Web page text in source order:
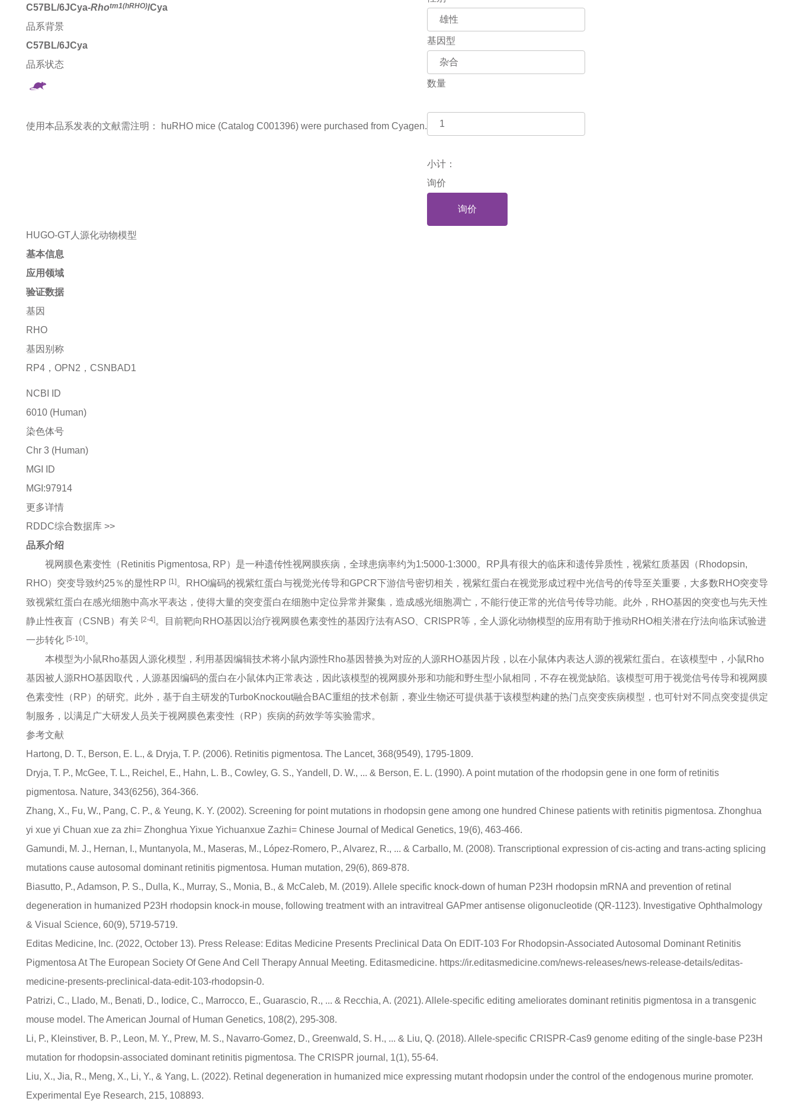
C57BL/6JCya-Rhotm1(hRHO)/Cya
品系背景
C57BL/6JCya
品系状态
使用本品系发表的文献需注明： huRHO mice (Catalog C001396) were purchased from Cyagen.
基因型
数量
小计：
询价
询价
HUGO-GT人源化动物模型
基本信息
应用领域
验证数据
基因
RHO
基因别称
RP4，OPN2，CSNBAD1
NCBI ID
6010 (Human)
染色体号
Chr 3 (Human)
MGI ID
MGI:97914
更多详情
RDDC综合数据库 >>
品系介绍
视网膜色素变性（Retinitis Pigmentosa, RP）是一种遗传性视网膜疾病，全球患病率约为1:5000-1:3000。RP具有很大的临床和遗传异质性，视紫红质基因（Rhodopsin,
RHO）突变导致约25％的显性RP [1]。RHO编码的视紫红蛋白与视觉光传导和GPCR下游信号密切相关，视紫红蛋白在视觉形成过程中光信号的传导至关重要，大多数RHO突变导
致视紫红蛋白在感光细胞中高水平表达，使得大量的突变蛋白在细胞中定位异常并聚集，造成感光细胞凋亡，不能行使正常的光信号传导功能。此外，RHO基因的突变也与先天性
静止性夜盲（CSNB）有关 [2-4]。目前靶向RHO基因以治疗视网膜色素变性的基因疗法有ASO、CRISPR等，全人源化动物模型的应用有助于推动RHO相关潜在疗法向临床试验进
一步转化 [5-10]。
本模型为小鼠Rho基因人源化模型，利用基因编辑技术将小鼠内源性Rho基因替换为对应的人源RHO基因片段，以在小鼠体内表达人源的视紫红蛋白。在该模型中，小鼠Rho
基因被人源RHO基因取代，人源基因编码的蛋白在小鼠体内正常表达，因此该模型的视网膜外形和功能和野生型小鼠相同，不存在视觉缺陷。该模型可用于视觉信号传导和视网膜
色素变性（RP）的研究。此外，基于自主研发的TurboKnockout融合BAC重组的技术创新，赛业生物还可提供基于该模型构建的热门点突变疾病模型，也可针对不同点突变提供定
制服务，以满足广大研发人员关于视网膜色素变性（RP）疾病的药效学等实验需求。
参考文献
Hartong, D. T., Berson, E. L., & Dryja, T. P. (2006). Retinitis pigmentosa. The Lancet, 368(9549), 1795-1809.
Dryja, T. P., McGee, T. L., Reichel, E., Hahn, L. B., Cowley, G. S., Yandell, D. W., ... & Berson, E. L. (1990). A point mutation of the rhodopsin gene in one form of retinitis
pigmentosa. Nature, 343(6256), 364-366.
Zhang, X., Fu, W., Pang, C. P., & Yeung, K. Y. (2002). Screening for point mutations in rhodopsin gene among one hundred Chinese patients with retinitis pigmentosa. Zhonghua
yi xue yi Chuan xue za zhi= Zhonghua Yixue Yichuanxue Zazhi= Chinese Journal of Medical Genetics, 19(6), 463-466.
Gamundi, M. J., Hernan, I., Muntanyola, M., Maseras, M., López‐Romero, P., Alvarez, R., ... & Carballo, M. (2008). Transcriptional expression of cis‐acting and trans‐acting splicing
mutations cause autosomal dominant retinitis pigmentosa. Human mutation, 29(6), 869-878.
Biasutto, P., Adamson, P. S., Dulla, K., Murray, S., Monia, B., & McCaleb, M. (2019). Allele specific knock-down of human P23H rhodopsin mRNA and prevention of retinal
degeneration in humanized P23H rhodopsin knock-in mouse, following treatment with an intravitreal GAPmer antisense oligonucleotide (QR-1123). Investigative Ophthalmology
& Visual Science, 60(9), 5719-5719.
Editas Medicine, Inc. (2022, October 13). Press Release: Editas Medicine Presents Preclinical Data On EDIT-103 For Rhodopsin-Associated Autosomal Dominant Retinitis
Pigmentosa At The European Society Of Gene And Cell Therapy Annual Meeting. Editasmedicine. https://ir.editasmedicine.com/news-releases/news-release-details/editas-
medicine-presents-preclinical-data-edit-103-rhodopsin-0.
Patrizi, C., Llado, M., Benati, D., Iodice, C., Marrocco, E., Guarascio, R., ... & Recchia, A. (2021). Allele-specific editing ameliorates dominant retinitis pigmentosa in a transgenic
mouse model. The American Journal of Human Genetics, 108(2), 295-308.
Li, P., Kleinstiver, B. P., Leon, M. Y., Prew, M. S., Navarro-Gomez, D., Greenwald, S. H., ... & Liu, Q. (2018). Allele-specific CRISPR-Cas9 genome editing of the single-base P23H
mutation for rhodopsin-associated dominant retinitis pigmentosa. The CRISPR journal, 1(1), 55-64.
Liu, X., Jia, R., Meng, X., Li, Y., & Yang, L. (2022). Retinal degeneration in humanized mice expressing mutant rhodopsin under the control of the endogenous murine promoter.
Experimental Eye Research, 215, 108893.